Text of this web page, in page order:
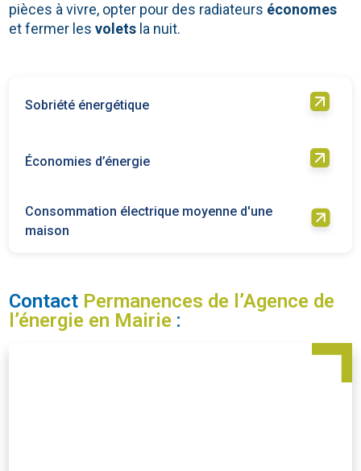
pièces à vivre, opter pour des radiateurs économes
et fermer lesvolets la nuit.
Sobriété énergétique
Économies d’énergie
Consommation électrique moyenne d'une
maison
Contact Permanences de l’Agence de
l’énergie en Mairie :